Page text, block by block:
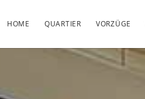
HOME QUARTIER VORZÜGE